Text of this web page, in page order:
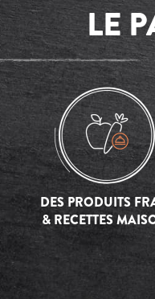
LE
DES PRODUITS
& RECETTES